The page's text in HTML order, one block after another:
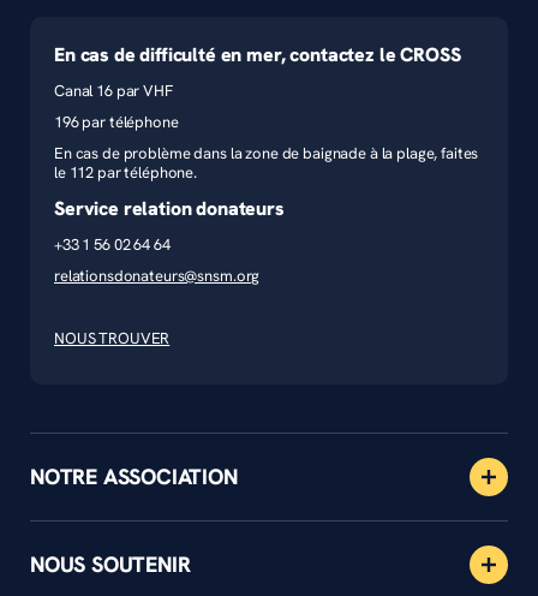
En cas de difficulté en mer, contactez le CROSS
Canal 16 par VHF
196 par téléphone
En cas de problème dans la zone de baignade à la plage, faites
le 112 par téléphone.
Service relation donateurs
+33 1 56 02 64 64
relationsdonateurs@snsm.org
NOUS TROUVER
NOTRE ASSOCIATION
NOUS SOUTENIR